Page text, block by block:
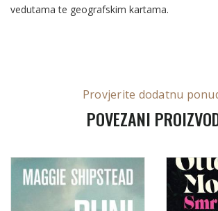
vedutama te geografskim kartama.
Provjerite dodatnu
POVEZANI